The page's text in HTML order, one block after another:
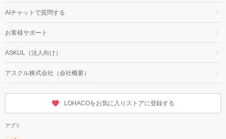
AIチャットで質問する
お客様サポート
ASKUL（法人向け）
アスクル株式会社（会社概要）
LOHACOをお気に入りストアに登録する
アプリ